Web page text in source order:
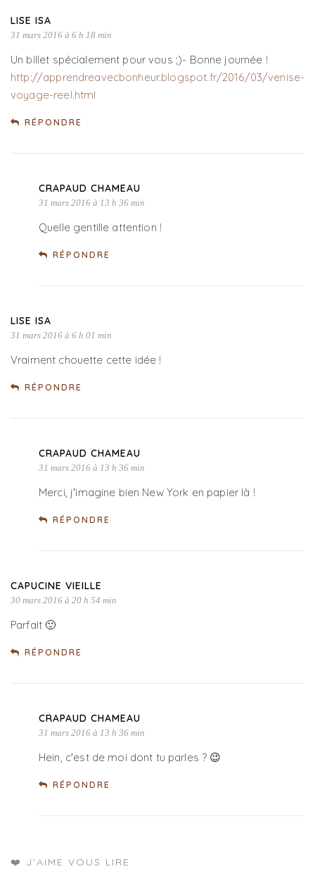
LISE ISA
31 mars 2016 à 6 h 18 min
Un billet spécialement pour vous ;)- Bonne journée !
http://apprendreavecbonheur.blogspot.fr/2016/03/venise-
voyage-reel.html
RÉPONDRE
CRAPAUD CHAMEAU
31 mars 2016 à 13 h 36 min
Quelle gentille attention !
RÉPONDRE
LISE ISA
31 mars 2016 à 6 h 01 min
Vraiment chouette cette idée !
RÉPONDRE
CRAPAUD CHAMEAU
31 mars 2016 à 13 h 36 min
Merci, j'imagine bien New York en papier là !
RÉPONDRE
CAPUCINE VIEILLE
30 mars 2016 à 20 h 54 min
Parfait 🙂
RÉPONDRE
CRAPAUD CHAMEAU
31 mars 2016 à 13 h 36 min
Hein, c'est de moi dont tu parles ? 😉
RÉPONDRE
❤️ J'AIME VOUS LIRE